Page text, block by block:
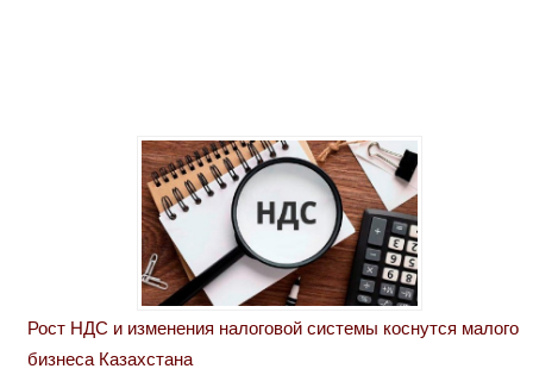
Рост НДС и изменения налоговой системы коснутся малого
бизнеса Казахстана